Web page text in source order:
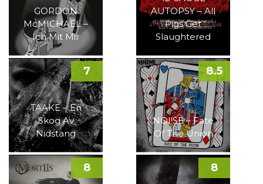
GORDON
McMICHAEL –
Ich Mit Mir
AUTOPSY – All
Pigs Get
Slaughtered
TAAKE – En
Skog Av
Nidstang
7
NOI!SE – Fate
Of The Union
8.5
8 8